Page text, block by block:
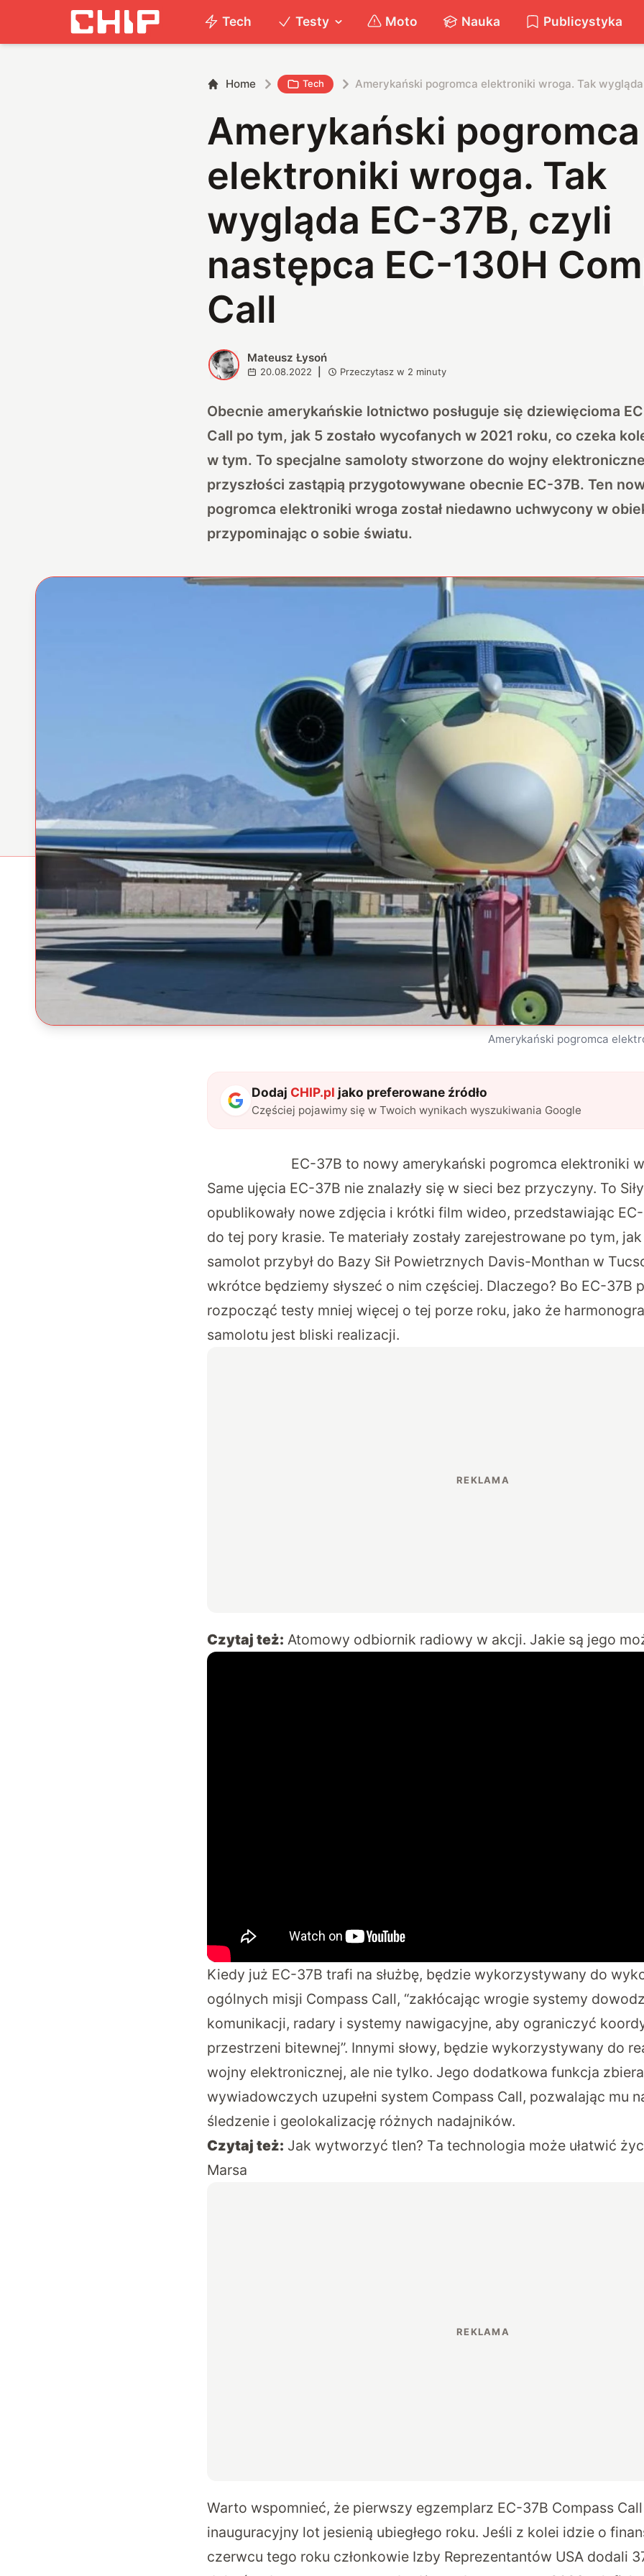
Tech Testy Moto Nauka Publicystyka
Home Tech Amerykański pogromca elektroniki wroga. Tak
Amerykański pogromca
elektroniki wroga. Tak
wygląda EC-37B, czyli
następca EC-130H
Call
M Mateusz Łysoń
20.08.2022 Przeczytasz w 2 minuty
Obecnie amerykańskie lotnictwo posługuje się dziewięcioma
Call po tym, jak 5 zostało wycofanych w 2021 roku, co czeka
w tym. To specjalne samoloty stworzone do wojny
przyszłości zastąpią przygotowywane obecnie EC-37B. Ten
pogromca elektroniki wroga został niedawno uchwycony w
przypominając o sobie światu.
Amerykański pogromca
Dodaj CHIP.pl jako preferowane źródło
Częściej pojawimy się w Twoich wynikach wyszukiwania Google
EC-37B to nowy amerykański pogromca elektroniki
Same ujęcia EC-37B nie znalazły się w sieci bez przyczyny. To
opublikowały nowe zdjęcia i krótki film wideo, przedstawiając
do tej pory krasie. Te materiały zostały zarejestrowane po tym,
samolot przybył do Bazy Sił Powietrznych Davis-Monthan w
wkrótce będziemy słyszeć o nim częściej. Dlaczego? Bo EC-37B
rozpocząć testy mniej więcej o tej porze roku, jako że
samolotu jest bliski realizacji.
Czytaj też: Atomowy odbiornik radiowy w akcji. Jakie są jego
Kiedy już EC-37B trafi na służbę, będzie wykorzystywany do
ogólnych misji Compass Call, “zakłócając wrogie systemy
komunikacji, radary i systemy nawigacyjne, aby ograniczyć
przestrzeni bitewnej”. Innymi słowy, będzie wykorzystywany do
wojny elektronicznej, ale nie tylko. Jego dodatkowa funkcja
wywiadowczych uzupełni system Compass Call, pozwalając mu
śledzenie i geolokalizację różnych nadajników.
Czytaj też: Jak wytworzyć tlen? Ta technologia może ułatwić
Marsa
Warto wspomnieć, że pierwszy egzemplarz EC-37B Compass
inauguracyjny lot jesienią ubiegłego roku. Jeśli z kolei idzie o
czerwcu tego roku członkowie Izby Reprezentantów USA dodali